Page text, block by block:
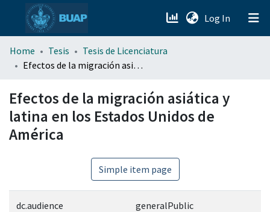
Log In (current)
menu.section.about_menu
Home Tesis
Tesis de Licenciatura
Efectos de la migración asiática y latina en los Estados Unidos de América
Efectos de la migración asiática y
latina en los Estados Unidos de
América
Simple item page
dc.audience generalPublic